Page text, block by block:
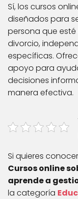
Sí, los cursos
diseñados para
persona que
divorcio,
específicas.
apoyo para
decisiones
manera efectiva.
Si quieres
Cursos online
aprende a
la categoría